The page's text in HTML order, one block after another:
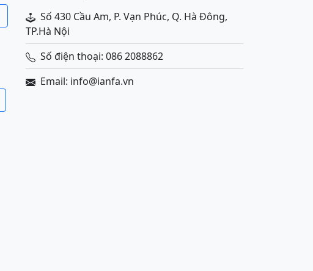
Số 430 Cầu Am, P. Vạn Phúc, Q. Hà Đông,
TP.Hà Nội
Số điện thoại: 086 2088862
Email: info@ianfa.vn